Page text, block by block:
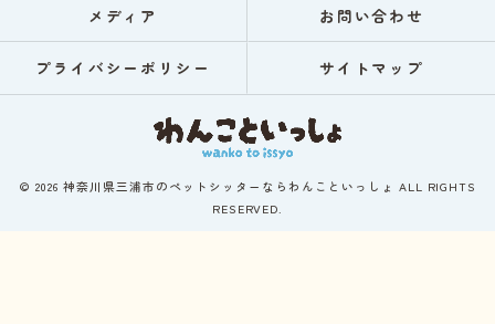
メディア お問い合わせ
プライバシーポリシー サイトマップ
© 2026 神奈川県三浦市のペットシッターならわんこといっしょ ALL RIGHTS
RESERVED.